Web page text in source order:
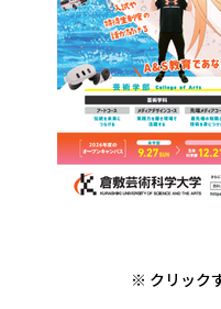
※ クリック